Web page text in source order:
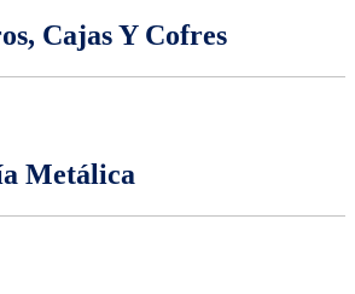
Cajas Y Cofres
Metálica